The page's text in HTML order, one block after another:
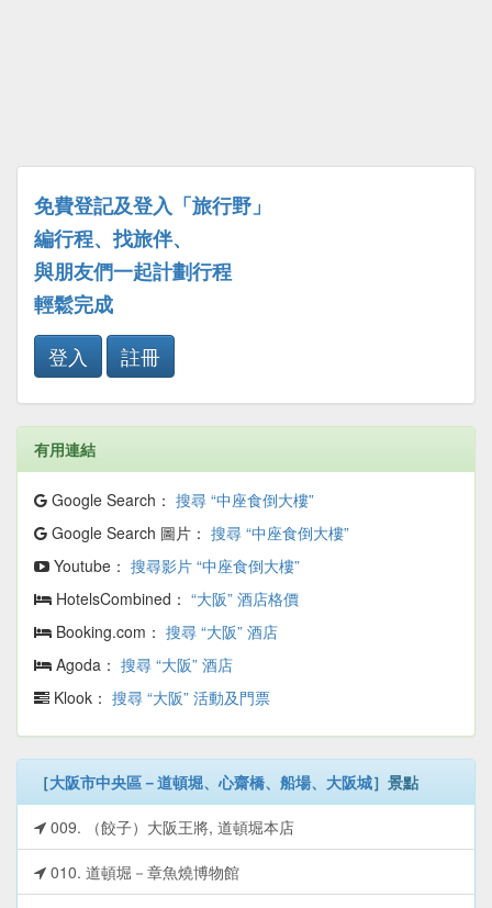
免費登記及登入「旅行野」
編行程、找旅伴、
與朋友們一起計劃行程
輕鬆完成
登入
註冊
有用連結
Google Search： 搜尋 “中座食倒大樓”
Google Search 圖片： 搜尋 “中座食倒大樓”
Youtube： 搜尋影片 “中座食倒大樓”
HotelsCombined： “大阪” 酒店格價
Booking.com： 搜尋 “大阪” 酒店
Agoda： 搜尋 “大阪” 酒店
Klook： 搜尋 “大阪” 活動及門票
［大阪市中央區－道頓堀、心齋橋、船場、大阪城］景點
009. （餃子）大阪王將, 道頓堀本店
010. 道頓堀－章魚燒博物館